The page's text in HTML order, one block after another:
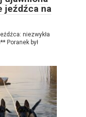
jeźdźca na
niezwykła
Poranek był